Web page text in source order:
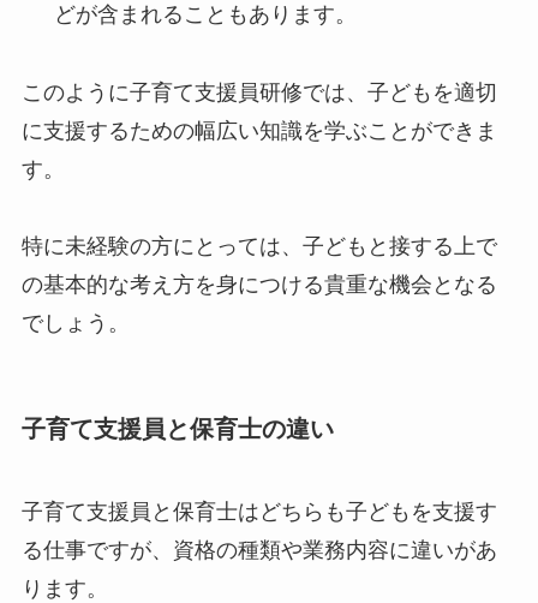
どが含まれることもあります。
このように子育て支援員研修では、子どもを適切
に支援するための幅広い知識を学ぶことができま
す。
特に未経験の方にとっては、子どもと接する上で
の基本的な考え方を身につける貴重な機会となる
でしょう。
子育て支援員と保育士の違い
子育て支援員と保育士はどちらも子どもを支援す
る仕事ですが、資格の種類や業務内容に違いがあ
ります。